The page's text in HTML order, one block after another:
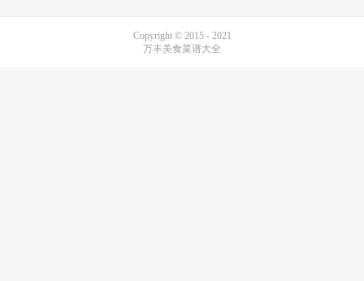
Copyright © 2015 - 2021
万丰美食菜谱大全